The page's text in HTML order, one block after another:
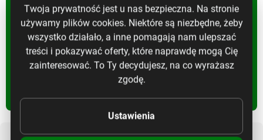
Twoja prywatność jest u nas bezpieczna. Na stronie
używamy plików cookies. Niektóre są niezbędne, żeby
wszystko działało, a inne pomagają nam ulepszać
treści i pokazywać oferty, które naprawdę mogą Cię
zainteresować. To Ty decydujesz, na co wyrażasz
zgodę.
Ustawienia
Szybkie działanie
Proces zaczyna działać natychmiast po
zastosowaniu.
Szerokie zastosowanie
Do domu, ogrodu i przemysłu.
Opis Pozostałe informacje